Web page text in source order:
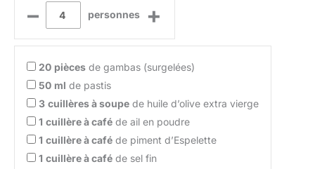
– personnes +
20 pièces de gambas (surgelées)
50 ml de pastis
3 cuillères à soupe de huile d’olive extra vierge
1 cuillère à café de ail en poudre
1 cuillère à café de piment d’Espelette
1 cuillère à café de sel fin